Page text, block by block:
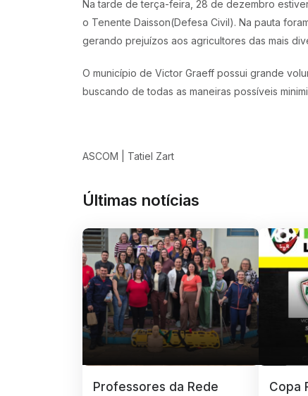
Na tarde de terça-feira, 28 de dezembro
o Tenente Daisson(Defesa Civil). Na pauta
gerando prejuízos aos agricultores das mais
O município de Victor Graeff possui grande
buscando de todas as maneiras possíveis
ASCOM | Tatiel Zart
Últimas notícias
Professores da Rede
Copa